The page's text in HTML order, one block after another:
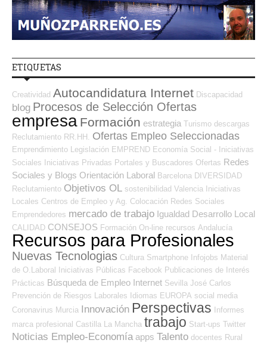
ETIQUETAS
Creatividad Autocandidatura Internet Discapacidad
blog Procesos de Selección Ofertas
empresa Formación estrategia Turismo descargas
Reclutamiento RR.HH.
Ofertas Empleo Seleccionadas
Emprendimiento Legislación EMPREND Economía Social - Iniciativas
Sociales Iniciativas Privadas Portales y Buscadores Ofertas Redes
Sociales y Blogs Orientación Laboral Barcelona DIVERSIDAD
Reclutamiento Objetivos OL sostenibilidad Valencia Iniciativas
Locales Centros de Empleo y Ag. Colocación Redes Sociales
Emprendedores mercado de trabajo Igualdad Desarrollo Local
CALIDAD CONSEJOS Formación On-line recursos Andalucía
Recursos para Profesionales
Nuevas Tecnologias Cultura Smartphone Infojobs Material
de O.Laboral Iniciativas Públicas Facebook Publicaciones de Interés
Prácticas Búsqueda de Empleo Internet Sevilla José Carlos
Prevención de Riesgos Laborales Idiomas EUROPA social media
Coronavirus Murcia Innovación Perspectivas Informes
marca profesional Castilla La Mancha trabajo Start-ups Twitter
Noticias Empleo-Economía apps Talento docentes Rural